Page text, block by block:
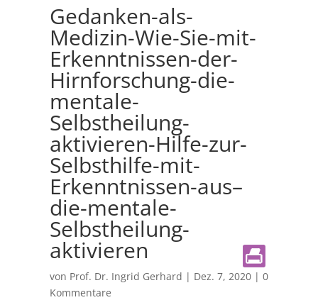
Gedanken-als-
Medizin-Wie-Sie-mit-
Erkenntnissen-der-
Hirnforschung-die-
mentale-
Selbstheilung-
aktivieren-Hilfe-zur-
Selbsthilfe-mit-
Erkenntnissen-aus–
die-mentale-
Selbstheilung-
aktivieren
von Prof. Dr. Ingrid Gerhard | Dez. 7, 2020| 0
Kommentare